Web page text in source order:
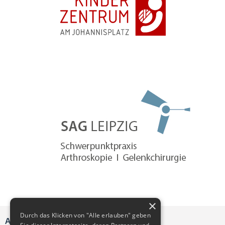
ANSPRECHPARTNER
×
Durch das Klicken von "Alle erlauben" geben